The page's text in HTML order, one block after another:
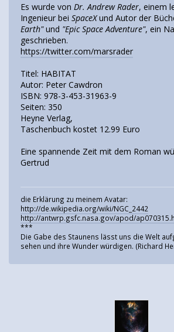
Es wurde von Dr. Andrew Rader, einem
Ingenieur bei SpaceXund Autor der
Earth"und "Epic Space Adventure", ein
geschrieben.
https://twitter.com/marsrader
Titel: HABITAT
Autor: Peter Cawdron
ISBN: 978-3-453-31963-9
Seiten: 350
Heyne Verlag,
Taschenbuch kostet 12.99 Euro
Eine spannende Zeit mit dem Roman
Gertrud
die Erklärung zu meinem Avatar:
http://de.wikipedia.org/wiki/NGC_2442
http://antwrp.gsfc.nasa.gov/apod/
***
Die Gabe des Staunens lässt uns die Welt
sehen und ihre Wunder würdigen. (Richard